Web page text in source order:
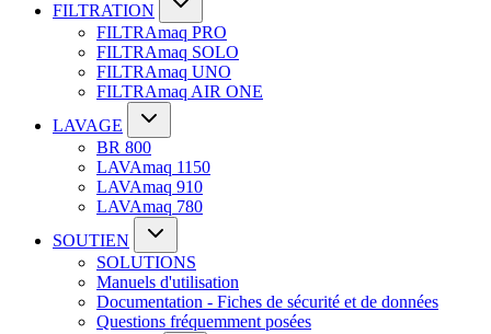
FILTRATION
FILTRAmaq PRO
FILTRAmaq SOLO
FILTRAmaq UNO
FILTRAmaq AIR ONE
LAVAGE
BR 800
LAVAmaq 1150
LAVAmaq 910
LAVAmaq 780
SOUTIEN
SOLUTIONS
Manuels d'utilisation
Documentation - Fiches de sécurité et de données
Questions fréquemment posées